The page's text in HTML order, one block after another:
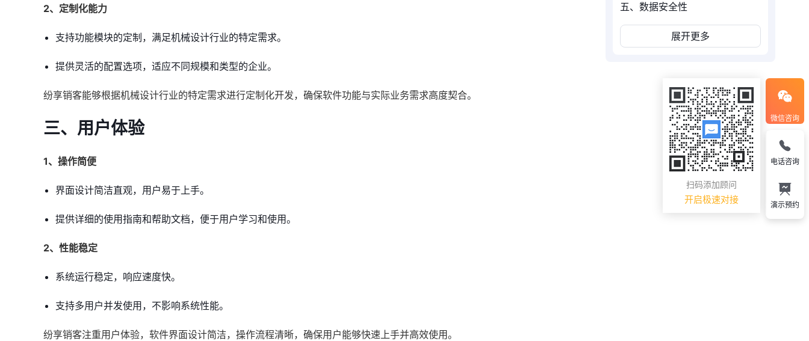
2、定制化能力
支持功能模块的定制，满足机械设计行业的特定需求。
提供灵活的配置选项，适应不同规模和类型的企业。
纷享销客能够根据机械设计行业的特定需求进行定制化开发，确保软件功能与实际业务需求高度契合。
三、用户体验
1、操作简便
界面设计简洁直观，用户易于上手。
提供详细的使用指南和帮助文档，便于用户学习和使用。
2、性能稳定
系统运行稳定，响应速度快。
支持多用户并发使用，不影响系统性能。
纷享销客注重用户体验，软件界面设计简洁，操作流程清晰，确保用户能够快速上手并高效使用。
五、数据安全性
展开更多
微信咨询
扫码添加顾问
开启极速对接
电话咨询
演示预约